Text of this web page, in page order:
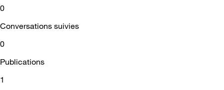
0
Conversations suivies
0
Publications
1